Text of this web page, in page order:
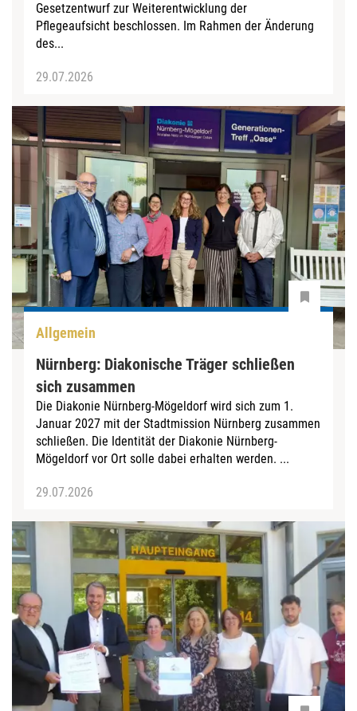
Gesetzentwurf zur Weiterentwicklung der
Pflegeaufsicht beschlossen. Im Rahmen der Änderung
des...
29.07.2026
Allgemein
Nürnberg: Diakonische Träger schließen
sich zusammen
Die Diakonie Nürnberg-Mögeldorf wird sich zum 1.
Januar 2027 mit der Stadtmission Nürnberg zusammen
schließen. Die Identität der Diakonie Nürnberg-
Mögeldorf vor Ort solle dabei erhalten werden. ...
29.07.2026